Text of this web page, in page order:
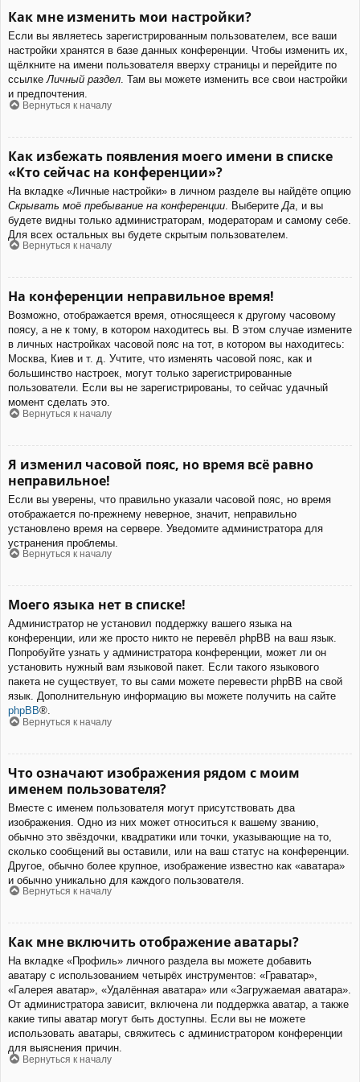
Как мне изменить мои настройки?
Если вы являетесь зарегистрированным пользователем, все ваши
настройки хранятся в базе данных конференции. Чтобы изменить их,
щёлкните на имени пользователя вверху страницы и перейдите по
ссылкеЛичный раздел. Там вы можете изменить все свои настройки
и предпочтения.
Вернуться к началу
Как избежать появления моего имени в списке
«Кто сейчас на конференции»?
На вкладке «Личные настройки» в личном разделе вы найдёте опцию
Скрывать моё пребывание на конференции . Выберите Да , и вы
будете видны только администраторам, модераторам и самому себе.
Для всех остальных вы будете скрытым пользователем.
Вернуться к началу
На конференции неправильное время!
Возможно, отображается время, относящееся к другому часовому
поясу, а не к тому, в котором находитесь вы. В этом случае измените
в личных настройках часовой пояс на тот, в котором вы находитесь:
Москва, Киев и т. д. Учтите, что изменять часовой пояс, как и
большинство настроек, могут только зарегистрированные
пользователи. Если вы не зарегистрированы, то сейчас удачный
момент сделать это.
Вернуться к началу
Я изменил часовой пояс, но время всё равно
неправильное!
Если вы уверены, что правильно указали часовой пояс, но время
отображается по-прежнему неверное, значит, неправильно
установлено время на сервере. Уведомите администратора для
устранения проблемы.
Вернуться к началу
Моего языка нет в списке!
Администратор не установил поддержку вашего языка на
конференции, или же просто никто не перевёл phpBB на ваш язык.
Попробуйте узнать у администратора конференции, может ли он
установить нужный вам языковой пакет. Если такого языкового
пакета не существует, то вы сами можете перевести phpBB на свой
язык. Дополнительную информацию вы можете получить на сайте
phpBB®.
Вернуться к началу
Что означают изображения рядом с моим
именем пользователя?
Вместе с именем пользователя могут присутствовать два
изображения. Одно из них может относиться к вашему званию,
обычно это звёздочки, квадратики или точки, указывающие на то,
сколько сообщений вы оставили, или на ваш статус на конференции.
Другое, обычно более крупное, изображение известно как «аватара»
и обычно уникально для каждого пользователя.
Вернуться к началу
Как мне включить отображение аватары?
На вкладке «Профиль» личного раздела вы можете добавить
аватару с использованием четырёх инструментов: «Граватар»,
«Галерея аватар», «Удалённая аватара» или «Загружаемая аватара».
От администратора зависит, включена ли поддержка аватар, а также
какие типы аватар могут быть доступны. Если вы не можете
использовать аватары, свяжитесь с администратором конференции
для выяснения причин.
Вернуться к началу